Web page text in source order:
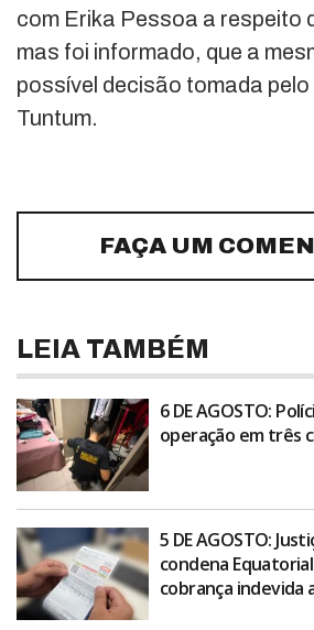
com Erika Pessoa a respeito
mas foi informado, que a
possível decisão tomada pelo
Tuntum.
FAÇA UM
LEIA TAMBÉM
6 DE AGOSTO:
operação em três
5 DE AGOSTO:
condena
cobrança indevida